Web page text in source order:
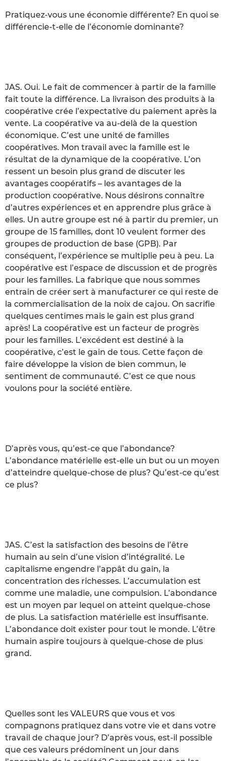
Pratiquez-vous une économie différente? En quoi se
différencie-t-elle de l’économie dominante?
JAS. Oui. Le fait de commencer à partir de la famille
fait toute la différence. La livraison des produits à la
coopérative crée l’expectative du paiement après la
vente. La coopérative va au-delà de la question
économique. C’est une unité de familles
coopératives. Mon travail avec la famille est le
résultat de la dynamique de la coopérative. L’on
ressent un besoin plus grand de discuter les
avantages coopératifs – les avantages de la
production coopérative. Nous désirons connaître
d’autres expériences et en apprendre plus grâce à
elles. Un autre groupe est né à partir du premier, un
groupe de 15 familles, dont 10 veulent former des
groupes de production de base (GPB). Par
conséquent, l’expérience se multiplie peu à peu. La
coopérative est l’espace de discussion et de progrès
pour les familles. La fabrique que nous sommes
entrain de créer sert à manufacturer ce qui reste de
la commercialisation de la noix de cajou. On sacrifie
quelques centimes mais le gain est plus grand
après! La coopérative est un facteur de progrès
pour les familles. L’excédent est destiné à la
coopérative, c’est le gain de tous. Cette façon de
faire développe la vision de bien commun, le
sentiment de communauté. C’est ce que nous
voulons pour la société entière.
D’après vous, qu’est-ce que l’abondance?
L’abondance matérielle est-elle un but ou un moyen
d’atteindre quelque-chose de plus? Qu’est-ce qu’est
ce plus?
JAS. C’est la satisfaction des besoins de l’être
humain au sein d’une vision d’intégralité. Le
capitalisme engendre l’appât du gain, la
concentration des richesses. L’accumulation est
comme une maladie, une compulsion. L’abondance
est un moyen par lequel on atteint quelque-chose
de plus. La satisfaction matérielle est insuffisante.
L’abondance doit exister pour tout le monde. L’être
humain aspire toujours à quelque-chose de plus
grand.
Quelles sont les VALEURS que vous et vos
compagnons pratiquez dans votre vie et dans votre
travail de chaque jour? D’après vous, est-il possible
que ces valeurs prédominent un jour dans